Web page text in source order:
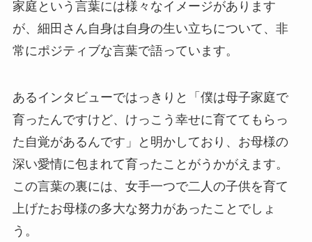
家庭という言葉には様々なイメージがあります
が、細田さん自身は自身の生い立ちについて、非
常にポジティブな言葉で語っています。
あるインタビューではっきりと「僕は母子家庭で
育ったんですけど、けっこう幸せに育ててもらっ
た自覚があるんです」と明かしており、お母様の
深い愛情に包まれて育ったことがうかがえます。
この言葉の裏には、女手一つで二人の子供を育て
上げたお母様の多大な努力があったことでしょ
う。